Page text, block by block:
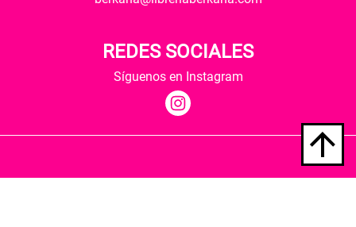
REDES SOCIALES
Síguenos en Instagram